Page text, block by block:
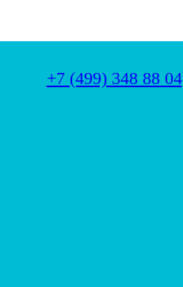
+7 (499) 348 88 04